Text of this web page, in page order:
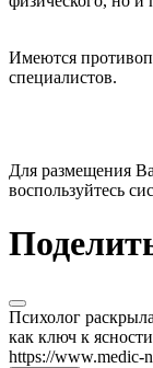
Имеются
специалистов.
Для размещения
воспользуйтесь
Психолог
как ключ к
https://www.medic-